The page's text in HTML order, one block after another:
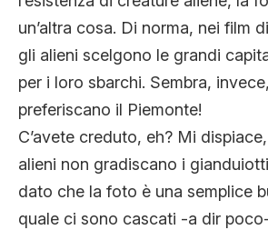
un’altra cosa. Di norma, nei film
gli alieni scelgono le grandi
per i loro sbarchi. Sembra,
preferiscano il Piemonte!
C’avete creduto, eh? Mi
alieni non gradiscano i
dato che la foto è una semplice
quale ci sono cascati -a dir